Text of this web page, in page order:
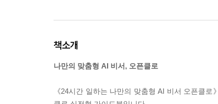
책소개
나만의 맞춤형 AI 비서, 오픈클로
《24시간 일하는 나만의 맞춤형 AI 비서 오픈클